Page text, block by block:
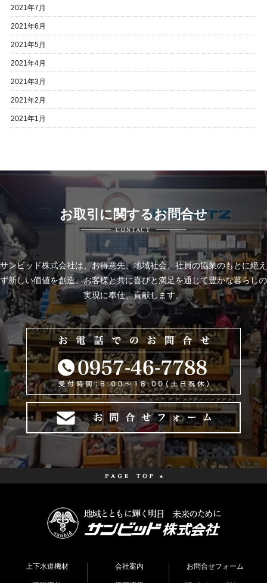
2021年7月
2021年6月
2021年5月
2021年4月
2021年3月
2021年2月
2021年1月
お取引に関するお問合せ
CONTACT
サンビッド株式会社は、お得意先、地域社会、社員の協業のもとに絶え
ず新しい価値を創造、お客様と共に喜びと満足を通じて豊かな暮らしの
実現に奉仕、貢献します。
上下水道機材 会社案内 お問合せフォーム